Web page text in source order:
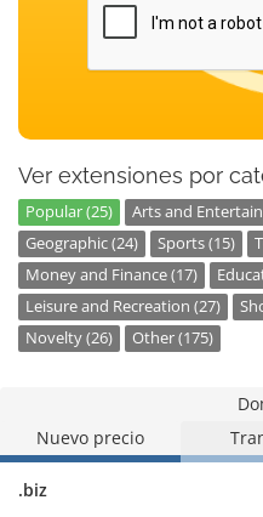
Ver extensiones por
Popular (25) Arts and
Geographic (24)
Sports (15)
Money and Finance (17)
Leisure and Recreation (27)
Novelty (26)
Other (175)
Nuevo precio
.biz